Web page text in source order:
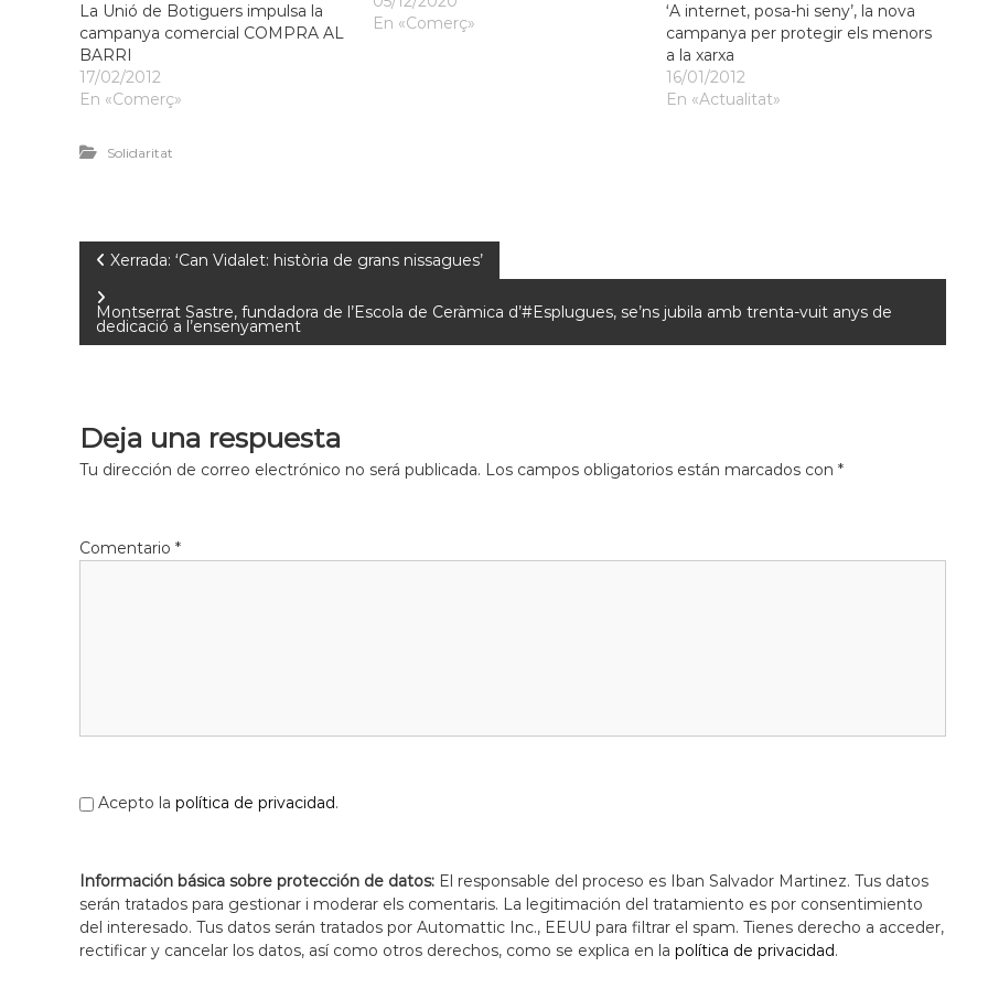
La Unió de Botiguers impulsa la
campanya comercial COMPRA AL
BARRI
17/02/2012
En «Comerç»
En «Comerç»
‘A internet, posa-hi seny’, la nova
campanya per protegir els menors
a la xarxa
16/01/2012
En «Actualitat»
Solidaritat
Xerrada: ‘Can Vidalet: història de grans nissagues’
Montserrat Sastre, fundadora de l’Escola de Ceràmica d’#Esplugues, se’ns jubila amb trenta-vuit anys de
dedicació a l’ensenyament
Deja una respuesta
Tu dirección de correo electrónico no será publicada. Los campos obligatorios están marcados con *
Comentario *
Acepto la política de privacidad.
Información básica sobre protección de datos: El responsable del proceso es Iban Salvador Martinez. Tus datos
serán tratados para gestionar i moderar els comentaris. La legitimación del tratamiento es por consentimiento
del interesado. Tus datos serán tratados por Automattic Inc., EEUU para filtrar el spam. Tienes derecho a acceder,
rectificar y cancelar los datos, así como otros derechos, como se explica en la política de privacidad.